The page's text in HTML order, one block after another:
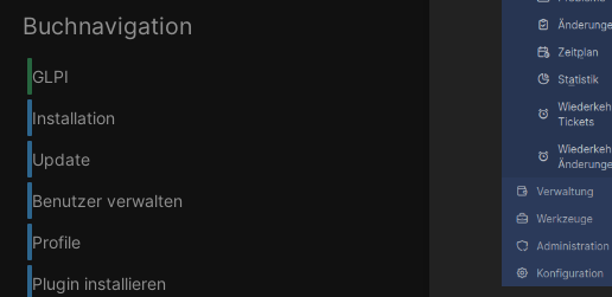
Buchnavigation
GLPI
Installation
Update
Benutzer verwalten
Profile
Plugin installieren